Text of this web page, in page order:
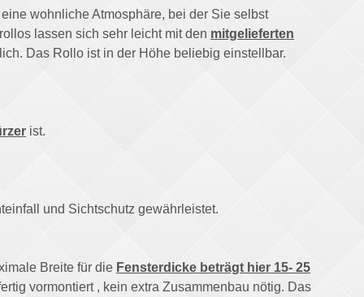
wohnliche Atmosphäre, bei der Sie selbst
lassen sich sehr leicht mit den mitgelieferten
Das Rollo ist in der Höhe beliebig einstellbar.
ist.
und Sichtschutz gewährleistet.
Breite für die Fensterdicke beträgt hier 15- 25
vormontiert , kein extra Zusammenbau nötig. Das